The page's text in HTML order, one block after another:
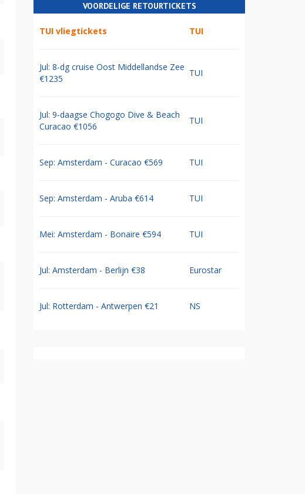
VOORDELIGE RETOURTICKETS
TUI vliegtickets TUI
Jul: 8-dg cruise Oost Middellandse Zee
€1235
TUI
Jul: 9-daagse Chogogo Dive & Beach
Curacao €1056
TUI
Sep: Amsterdam - Curacao €569 TUI
Sep: Amsterdam - Aruba €614 TUI
Mei: Amsterdam - Bonaire €594 TUI
Jul: Amsterdam - Berlijn €38 Eurostar
Jul: Rotterdam - Antwerpen €21 NS